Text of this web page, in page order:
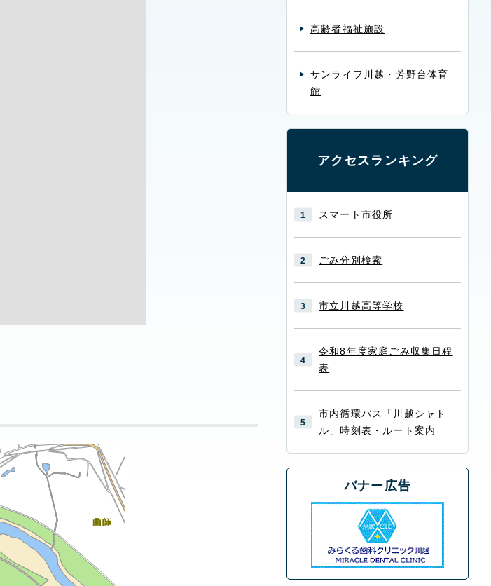
高齢者福祉施設
サンライフ川越・芳野台体育
館
アクセスランキング
スマート市役所
ごみ分別検索
市立川越高等学校
令和8年度家庭ごみ収集日程
表
市内循環バス「川越シャト
ル」時刻表・ルート案内
バナー広告